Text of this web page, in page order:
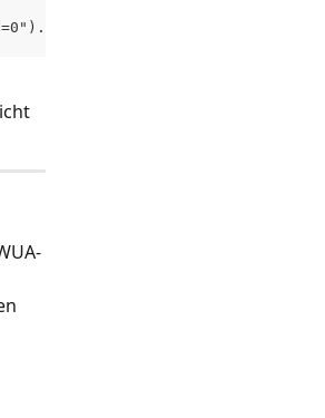
| ft -a title